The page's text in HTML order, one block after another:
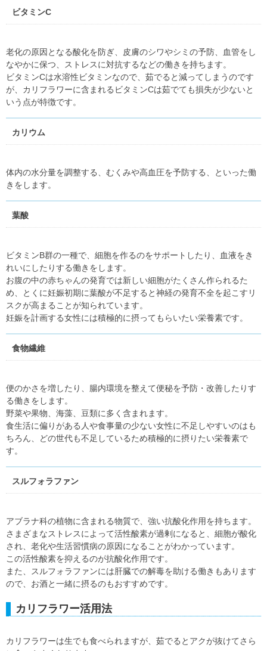
ビタミンC
老化の原因となる酸化を防ぎ、皮膚のシワやシミの予防、血管をし
なやかに保つ、ストレスに対抗するなどの働きを持ちます。
ビタミンCは水溶性ビタミンなので、茹でると減ってしまうのです
が、カリフラワーに含まれるビタミンCは茹でても損失が少ないと
いう点が特徴です。
カリウム
体内の水分量を調整する、むくみや高血圧を予防する、といった働
きをします。
葉酸
ビタミンB群の一種で、細胞を作るのをサポートしたり、血液をき
れいにしたりする働きをします。
お腹の中の赤ちゃんの発育では新しい細胞がたくさん作られるた
め、とくに妊娠初期に葉酸が不足すると神経の発育不全を起こすリ
スクが高まることが知られています。
妊娠を計画する女性には積極的に摂ってもらいたい栄養素です。
食物繊維
便のかさを増したり、腸内環境を整えて便秘を予防・改善したりす
る働きをします。
野菜や果物、海藻、豆類に多く含まれます。
食生活に偏りがある人や食事量の少ない女性に不足しやすいのはも
ちろん、どの世代も不足しているため積極的に摂りたい栄養素で
す。
スルフォラファン
アブラナ科の植物に含まれる物質で、強い抗酸化作用を持ちます。
さまざまなストレスによって活性酸素が過剰になると、細胞が酸化
され、老化や生活習慣病の原因になることがわかっています。
この活性酸素を抑えるのが抗酸化作用です。
また、スルフォラファンには肝臓での解毒を助ける働きもあります
ので、お酒と一緒に摂るのもおすすめです。
カリフラワー活用法
カリフラワーは生でも食べられますが、茹でるとアクが抜けてさら